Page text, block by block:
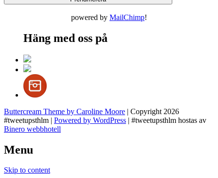
powered by MailChimp!
Häng med oss på
Buttercream Theme by Caroline Moore | Copyright 2026
#tweetupsthlm | Powered by WordPress | #tweetupsthlm hostas av
Binero webbhotell
Menu
Skip to content